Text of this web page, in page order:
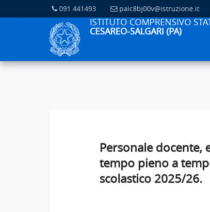
091 441493 paic8bj00v@istruzione.it
ISTITUTO COMPRENSIVO
CESAREO-SALGARI (PA)
Personale docente,
tempo pieno a
scolastico 2025/26.